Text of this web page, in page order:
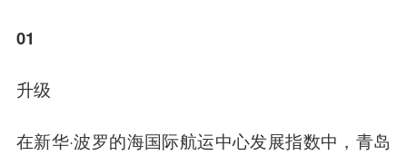
01
升级
在新华·波罗的海国际航运中心发展指数中，青岛